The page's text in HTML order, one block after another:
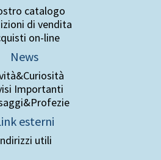
catalogo
di vendita
on-line
News
Importanti
esterni
utili